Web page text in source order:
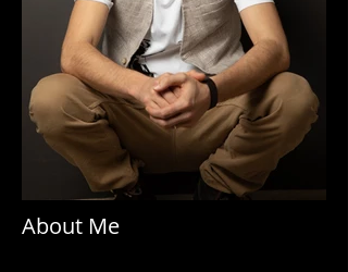
About Me